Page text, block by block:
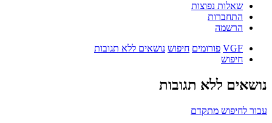
שאלות נפוצות
התחברות
הרשמה
VGF פורומים חיפוש נושאים ללא תגובות
חיפוש
נושאים ללא תגובות
עבור לחיפוש מתקדם